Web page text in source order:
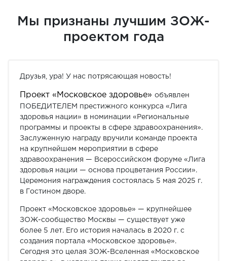
Мы признаны лучшим ЗОЖ-
проектом года
Друзья, ура! У нас потрясающая новость!
Проект «Московское здоровье» объявлен
ПОБЕДИТЕЛЕМ
престижного конкурса «Лига
здоровья нации» в номинации «Региональные
программы и проекты в сфере здравоохранения».
Заслуженную награду вручили команде проекта
на крупнейшем мероприятии в сфере
здравоохранения — Всероссийском форуме «Лига
здоровья нации — основа процветания России».
Церемония награждения состоялась 5 мая 2025 г.
в Гостином дворе.
Проект «Московское здоровье» — крупнейшее
ЗОЖ-сообщество Москвы — существует уже
более 5 лет. Его история началась в 2020 г. с
создания портала «Московское здоровье».
Сегодня это целая ЗОЖ-Вселенная «Московское